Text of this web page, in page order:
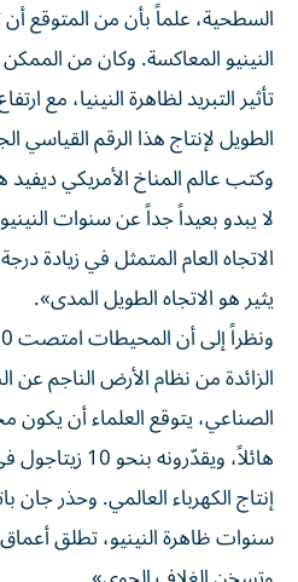
النينيو المعاكسة. وكان من
تأثير التبريد لظاهرة النينيا، مع
الطويل لإنتاج هذا الرقم القياسي
لا يبدو بعيداً جداً عن سنوات
الاتجاه العام المتمثل في زيادة
يثير هو الاتجاه الطويل المدى».
الزائدة من نظام الأرض الناجم
الصناعي، يتوقع العلماء أن يكون
إنتاج الكهرباء العالمي. وحذر
سنوات ظاهرة النينيو، تطلق